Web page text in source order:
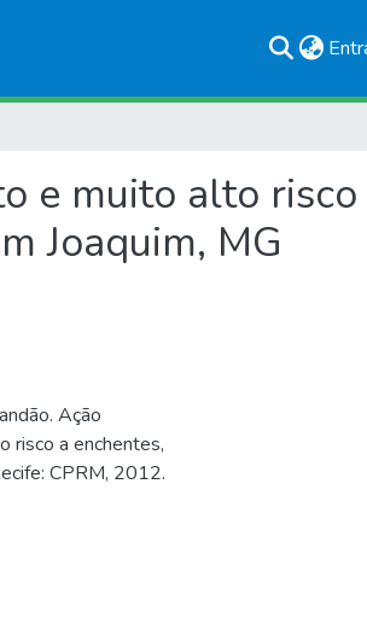
e muito alto risco
Joaquim, MG
Ação
risco a enchentes,
CPRM, 2012.